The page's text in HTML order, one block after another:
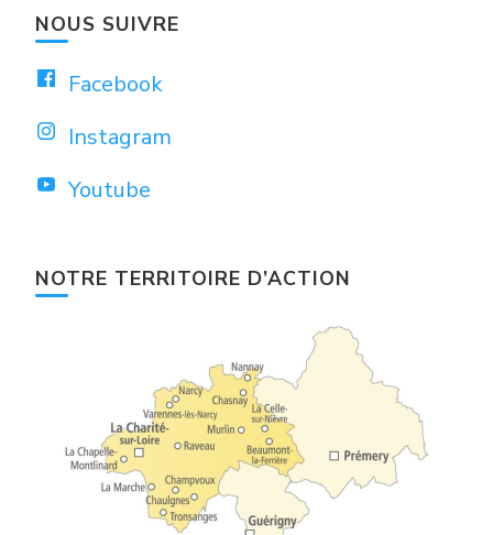
NOUS SUIVRE
Facebook
Instagram
Youtube
NOTRE TERRITOIRE D’ACTION